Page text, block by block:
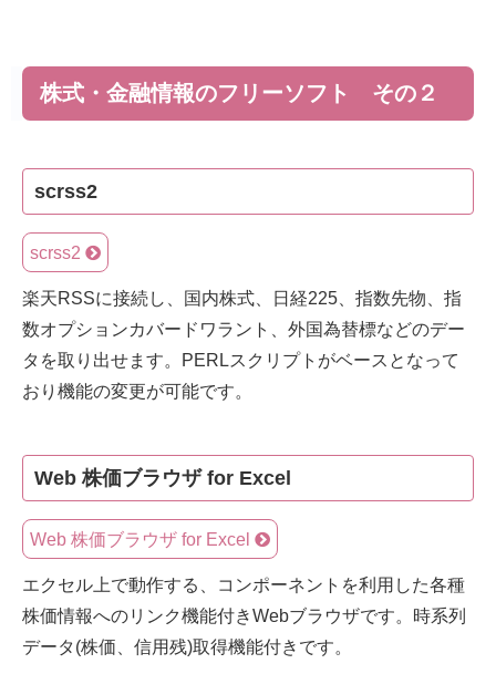
株式・金融情報のフリーソフト その２
scrss2
scrss2
楽天RSSに接続し、国内株式、日経225、指数先物、指
数オプションカバードワラント、外国為替標などのデー
タを取り出せます。PERLスクリプトがベースとなって
おり機能の変更が可能です。
Web 株価ブラウザ for Excel
Web 株価ブラウザ for Excel
エクセル上で動作する、コンポーネントを利用した各種
株価情報へのリンク機能付きWebブラウザです。時系列
データ(株価、信用残)取得機能付きです。